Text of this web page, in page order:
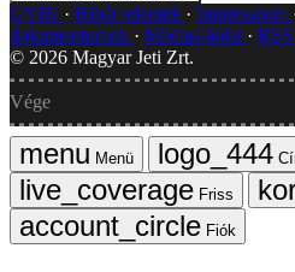
GYIK Hibát jelentek Impresszum
dokumentumok
Médiaajánlat RSS
© 2026 Magyar Jeti Zrt.
Vége
Menü
Friss
Fiók